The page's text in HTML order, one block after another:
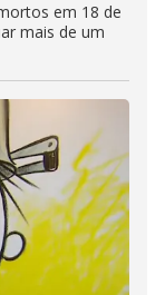
em 18 de
mais de um